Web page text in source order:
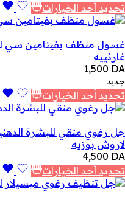
تحديد أحد الخيارات
غسول منظف بفيتامين سي
غارنييه
1,500 DA
جديد
تحديد أحد الخيارات
جل رغوي منقي للبشرة
لاروش بوزيه
4,500 DA
تحديد أحد الخيارات